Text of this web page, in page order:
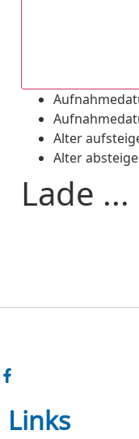
Alter
Alter
Lade ...
Links